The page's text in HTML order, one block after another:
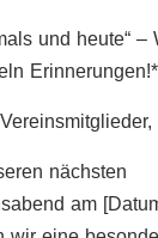
und heute“ –
nächsten
am